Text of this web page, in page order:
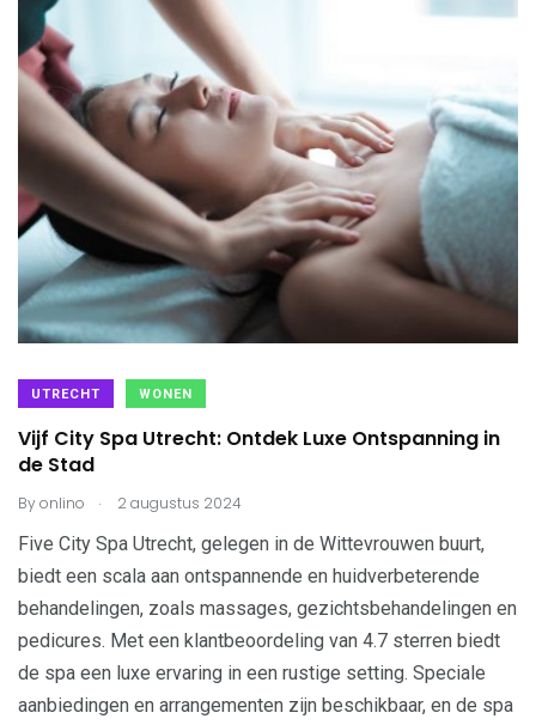
UTRECHT WONEN
Vijf City Spa Utrecht: Ontdek Luxe Ontspanning in
de Stad
Byonlino . 2 augustus 2024
Five City Spa Utrecht, gelegen in de Wittevrouwen buurt,
biedt een scala aan ontspannende en huidverbeterende
behandelingen, zoals massages, gezichtsbehandelingen en
pedicures. Met een klantbeoordeling van 4.7 sterren biedt
de spa een luxe ervaring in een rustige setting. Speciale
aanbiedingen en arrangementen zijn beschikbaar, en de spa